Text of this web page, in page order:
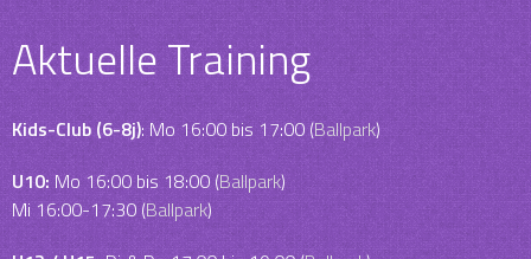
Aktuelle Training
Kids-Club (6-8j): Mo 16:00 bis 17:00 (Ballpark)
U10: Mo 16:00 bis 18:00 (Ballpark)
Mi 16:00-17:30 (Ballpark)